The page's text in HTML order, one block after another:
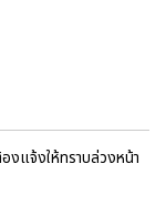
งแจ้งให้ทราบล่วงหน้า